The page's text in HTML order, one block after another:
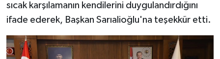
sıcak karşılamanın kendilerini duygulandırdığını
ifade ederek, Başkan Sarıalioğlu'na teşekkür etti.